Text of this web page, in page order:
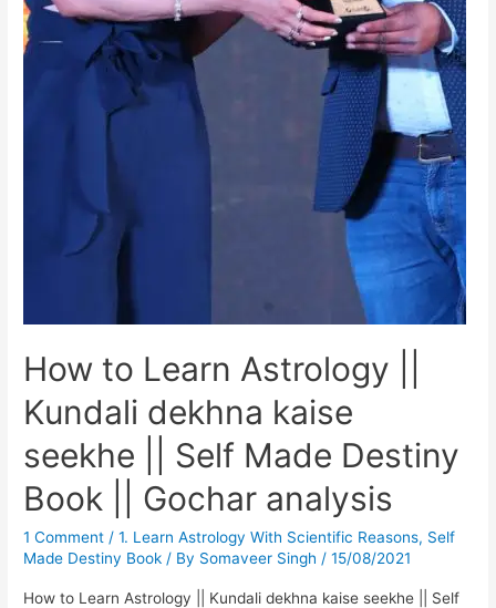
है
How to Learn Astrology ||
Kundali dekhna kaise
seekhe || Self Made Destiny
Book || Gochar analysis
1 Comment /1. Learn Astrology With Scientific Reasons, Self
Made Destiny Book / By Somaveer Singh /15/08/2021
How to Learn Astrology || Kundali dekhna kaise seekhe || Self